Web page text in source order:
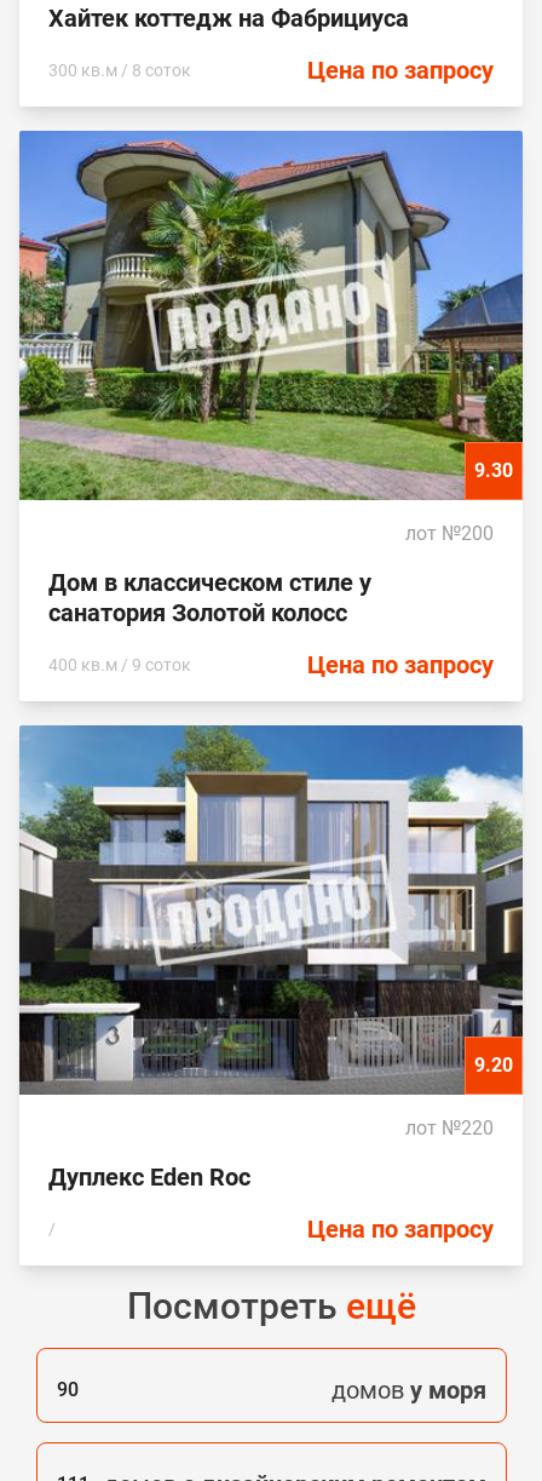
Хайтек коттедж на Фабрициуса
300 кв.м / 8 соток Цена по запросу
9.30
лот №200
Дом в классическом стиле у
санатория Золотой колосс
400 кв.м / 9 соток Цена по запросу
9.20
лот №220
Дуплекс Eden Roc
/ Цена по запросу
Посмотреть ещё
90 домов у моря